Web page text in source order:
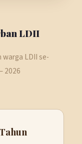
LDII
LDII se-
2026